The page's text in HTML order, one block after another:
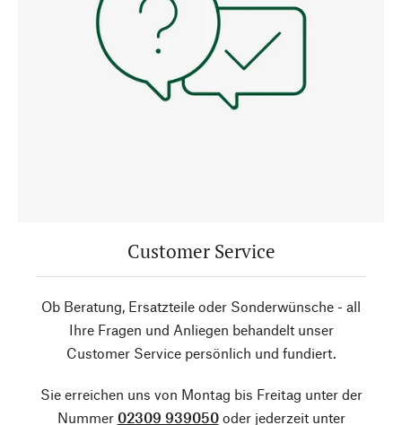
Customer Service
Ob Beratung, Ersatzteile oder Sonderwünsche - all
Ihre Fragen und Anliegen behandelt unser
Customer Service persönlich und fundiert.
Sie erreichen uns von Montag bis Freitag unter der
Nummer 02309 939050oder jederzeit unter